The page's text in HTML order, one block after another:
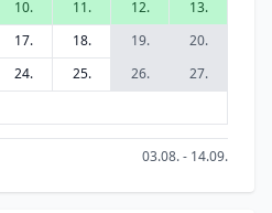
10. 11. 12.
13.
17. 18. 19.
20.
24. 25. 26.
27.
03.08. - 14.09.